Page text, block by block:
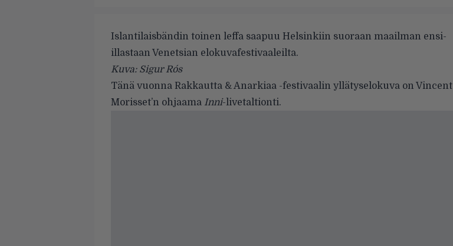
Islantilaisbändin toinen leffa saapuu Helsinkiin suoraan maailman ensi-
illastaan Venetsian elokuvafestivaaleilta.
Kuva: Sigur Rós
Tänä vuonna Rakkautta & Anarkiaa -festivaalin yllätyselokuva on Vincent
Morisset’n ohjaama Inni-livetaltionti.